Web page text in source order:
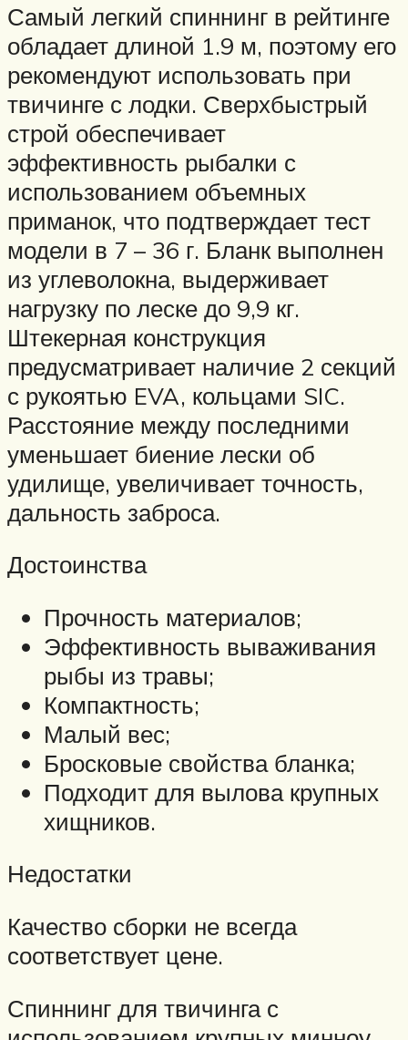
Самый легкий спиннинг в рейтинге
обладает длиной 1.9 м, поэтому его
рекомендуют использовать при
твичинге с лодки. Сверхбыстрый
строй обеспечивает
эффективность рыбалки с
использованием объемных
приманок, что подтверждает тест
модели в 7 – 36 г. Бланк выполнен
из углеволокна, выдерживает
нагрузку по леске до 9,9 кг.
Штекерная конструкция
предусматривает наличие 2 секций
с рукоятью EVA, кольцами SIC.
Расстояние между последними
уменьшает биение лески об
удилище, увеличивает точность,
дальность заброса.
Достоинства
Прочность материалов;
Эффективность вываживания
рыбы из травы;
Компактность;
Малый вес;
Бросковые свойства бланка;
Подходит для вылова крупных
хищников.
Недостатки
Качество сборки не всегда
соответствует цене.
Спиннинг для твичинга с